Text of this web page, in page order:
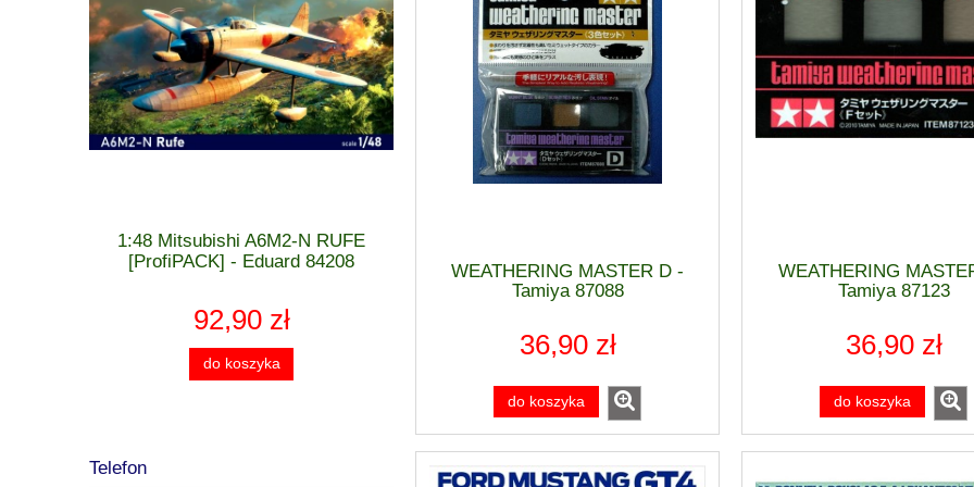
1:48 Mitsubishi A6M2-N RUFE
[ProfiPACK] - Eduard 84208
92,90 zł
do koszyka
[WEEKEND] - Eduard 84207
13 FISHBED [ProfiPACK] -
82191
Telefon
WEATHERING MASTER D -
Tamiya 87088
36,90 zł
do koszyka
WEATHERING
Tamiya 87123
36,90 zł
do koszyka